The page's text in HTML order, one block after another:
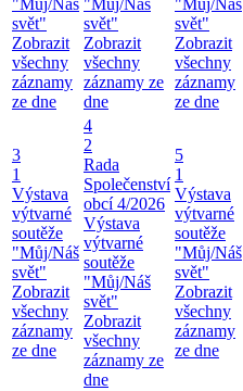
"Můj/Náš
svět"
Zobrazit
všechny
záznamy
ze dne
"Můj/Náš
svět"
Zobrazit
všechny
záznamy ze
dne
"Můj/Náš
svět"
Zobrazit
všechny
záznamy
ze dne
3
1
Výstava
výtvarné
soutěže
"Můj/Náš
svět"
Zobrazit
všechny
záznamy
ze dne
4
2
Rada
Společenství
obcí 4/2026
Výstava
výtvarné
soutěže
"Můj/Náš
svět"
Zobrazit
všechny
záznamy ze
dne
5
1
Výstava
výtvarné
soutěže
"Můj/Náš
svět"
Zobrazit
všechny
záznamy
ze dne